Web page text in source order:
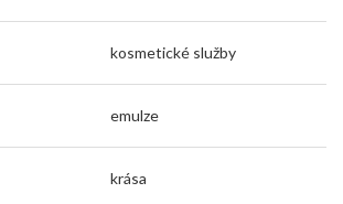
kosmetické služby
emulze
krása